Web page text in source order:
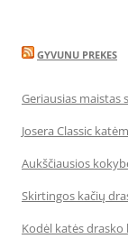
GYVUNU PREKES
Geriausias maistas
Josera Classic
Aukščiausios
Skirtingos kačių
Kodėl katės